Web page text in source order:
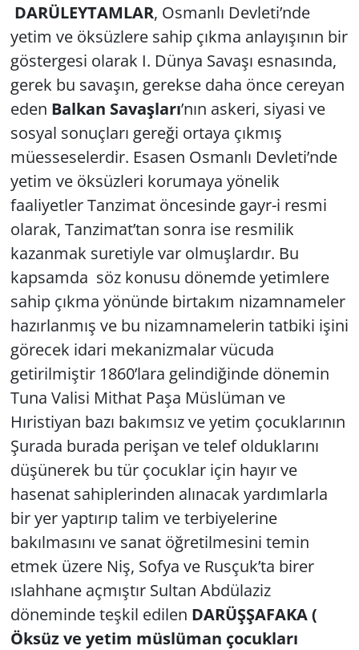
DARÜLEYTAMLAR, Osmanlı Devleti’nde
yetim ve öksüzlere sahip çıkma anlayışının bir
göstergesi olarak I. Dünya Savaşı esnasında,
gerek bu savaşın, gerekse daha önce cereyan
eden Balkan Savaşları’nın askeri, siyasi ve
sosyal sonuçları gereği ortaya çıkmış
müesseselerdir. Esasen Osmanlı Devleti’nde
yetim ve öksüzleri korumaya yönelik
faaliyetler Tanzimat öncesinde gayr-i resmi
olarak, Tanzimat’tan sonra ise resmilik
kazanmak suretiyle var olmuşlardır. Bu
kapsamda söz konusu dönemde yetimlere
sahip çıkma yönünde birtakım nizamnameler
hazırlanmış ve bu nizamnamelerin tatbiki işini
görecek idari mekanizmalar vücuda
getirilmiştir 1860’lara gelindiğinde dönemin
Tuna Valisi Mithat Paşa Müslüman ve
Hıristiyan bazı bakımsız ve yetim çocuklarının
Şurada burada perişan ve telef olduklarını
düşünerek bu tür çocuklar için hayır ve
hasenat sahiplerinden alınacak yardımlarla
bir yer yaptırıp talim ve terbiyelerine
bakılmasını ve sanat öğretilmesini temin
etmek üzere Niş, Sofya ve Rusçuk’ta birer
ıslahhane açmıştır Sultan Abdülaziz
döneminde teşkil edilen DARÜŞŞAFAKA (
Öksüz ve yetim müslüman çocukları
Yerel